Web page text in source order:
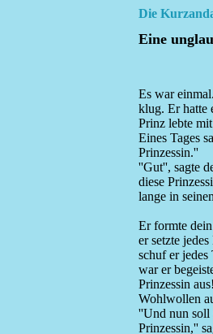
Die
Eine
Es war
klug. Er hatte
Prinz lebte
Eines Tages
Prinzessin.''
''Gut'', sagte
diese
lange in
Er formte
er setzte
schuf er
war er
Prinzessin
Wohlwollen
''Und nun soll
Prinzessin,''